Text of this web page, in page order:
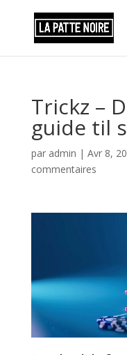
Trickz –
guide til
par admin | Avr 8,
commentaires